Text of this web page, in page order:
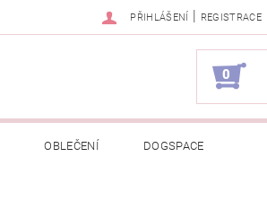
PŘIHLÁŠENÍ | REGISTRACE
0
OBLEČENÍ DOGSPACE